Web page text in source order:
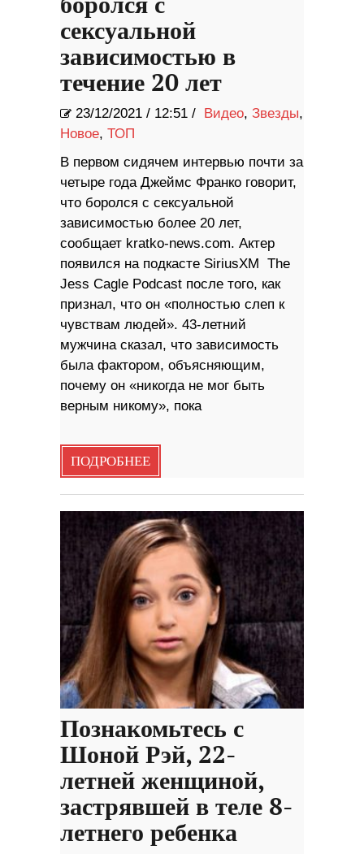
сексуальной
зависимостью в
течение 20 лет
23/12/2021 / 12:51 / Видео, Звезды,
Новое, ТОП
В первом сидячем интервью почти за
четыре года Джеймс Франко говорит,
что боролся с сексуальной
зависимостью более 20 лет,
сообщает kratko-news.com. Актер
появился на подкасте SiriusXM The
Jess Cagle Podcast после того, как
признал, что он «полностью слеп к
чувствам людей». 43-летний
мужчина сказал, что зависимость
была фактором, объясняющим,
почему он «никогда не мог быть
верным никому», пока
ПОДРОБНЕЕ
Познакомьтесь с
Шоной Рэй, 22-
летней женщиной,
застрявшей в теле 8-
летнего ребенка